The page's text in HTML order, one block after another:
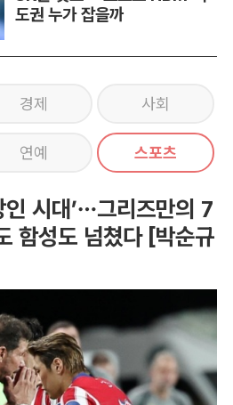
도권 누가 잡을까
경제 사회
연예 스포츠
인 시대’…그리즈만의 7
함성도 넘쳤다 [박순규